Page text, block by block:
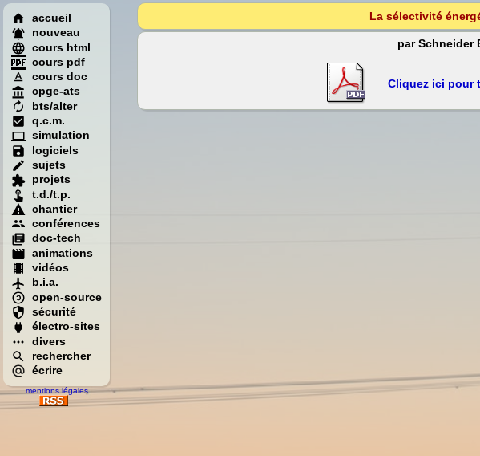
accueil
nouveau
cours html
cours pdf
cours doc
cpge-ats
bts/alter
q.c.m.
simulation
logiciels
sujets
projets
t.d./t.p.
chantier
conférences
doc-tech
animations
vidéos
b.i.a.
open-source
sécurité
électro-sites
divers
rechercher
écrire
mentions légales
La sélectivité
par Schneider
Cliquez ici pour